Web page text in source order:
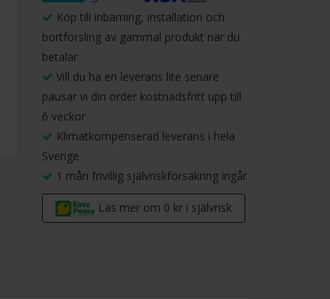
Köp till inbärning, installation och
bortforsling av gammal produkt när du
betalar
Vill du ha en leverans lite senare
pausar vi din order kostnadsfritt upp till
6 veckor
Klimatkompenserad leverans i hela
Sverige
1 mån frivillig självriskförsäkring ingår
Läs mer om 0 kr i självrisk